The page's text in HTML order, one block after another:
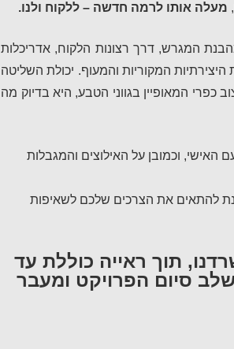
מעלה אותו לרמה חדשה – ללקוח ולנו.
המגרש, דרך רצונות הלקוח, אדריכלות
היצירתיות המקוריות והמעוף. יכולת השליטה
כפרי המאופיין בגווני הטבע, היא בדיוק מה
וכמובן על האילוצים והמגבלות
להתאים את הצרכים שלכם לשאיפות
תוך ראייה כוללת עד
סיום הפרויקט ומעבר